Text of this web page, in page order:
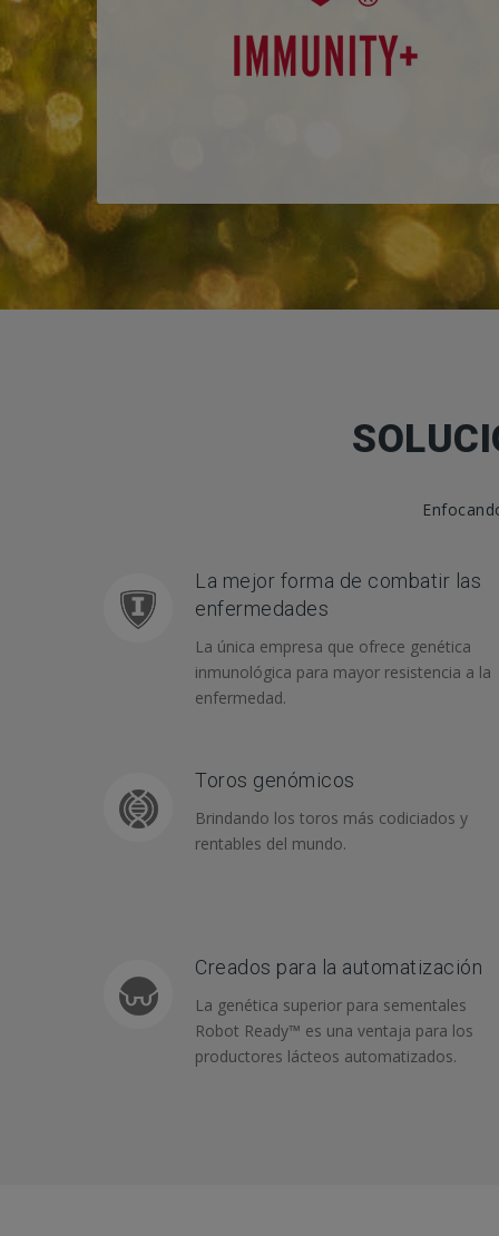
La mejor forma de combatir las
enfermedades
La única empresa que ofrece genética
inmunológica para mayor resistencia a la
enfermedad.
Toros genómicos
Brindando los toros más codiciados y
rentables del mundo.
Creados para la automatización
La genética superior para sementales
Robot Ready™ es una ventaja para los
productores lácteos automatizados.